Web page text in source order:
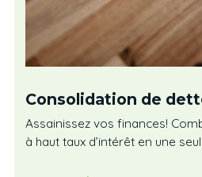
Consolidation de
Assainissez vos finances!
à haut taux d’intérêt en une